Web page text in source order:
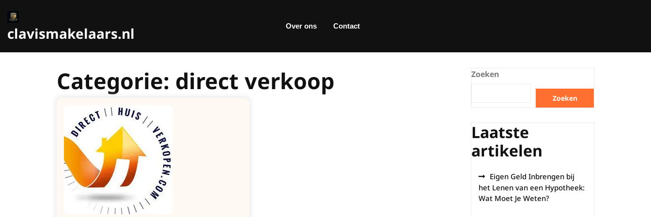
naar
inhoud
clavismakelaars.nl Over ons Contact
Categorie: direct verkoop Zoeken
Zoeken
Laatste
artikelen
Eigen Geld Inbrengen bij
het Lenen van een Hypotheek:
Wat Moet Je Weten?